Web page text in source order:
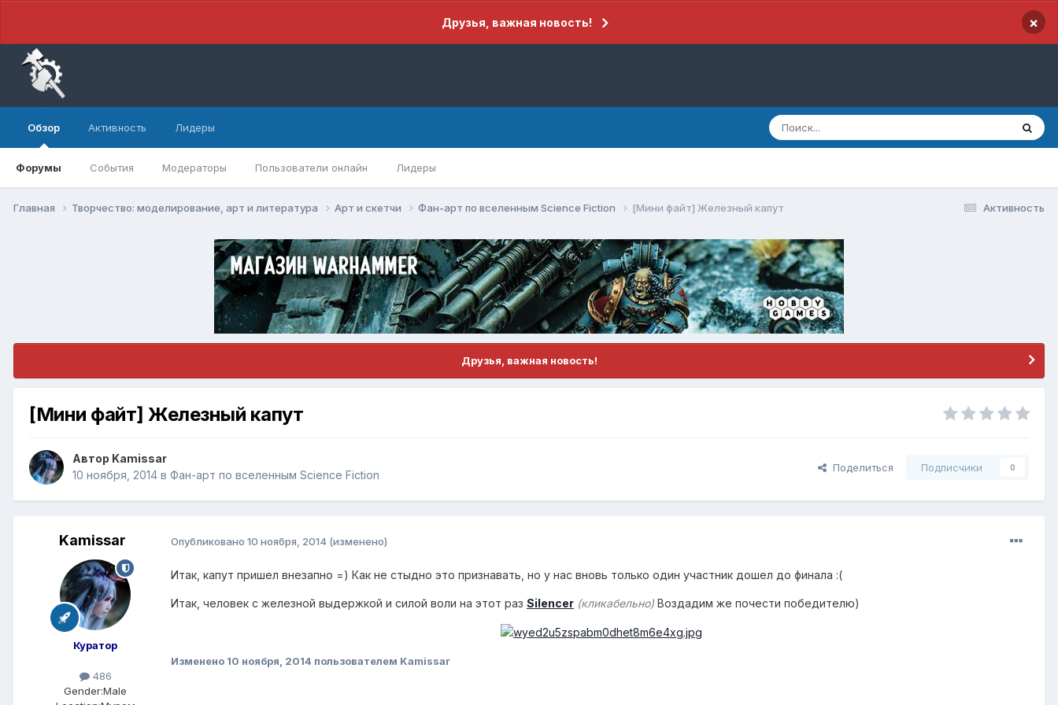
Друзья, важная новость! ×
Обзор
Форумы События Модераторы Пользователи онлайн Лидеры
Активность Лидеры
Активность
Главная Творчество: моделирование, арт и литература Арт и скетчи Фан-арт по вселенным Science Fiction [Мини файт] Железный капут
Друзья, важная новость!
[Мини файт] Железный капут
Автор Kamissar
10 ноября, 2014 в Фан-арт по вселенным Science Fiction
Поделиться Подписчики 0
Kamissar
Куратор
486
Gender:Male
Опубликовано 10 ноября, 2014 (изменено)
Итак, капут пришел внезапно =) Как не стыдно это признавать, но у нас вновь только один участник дошел до финала :(
Итак, человек с железной выдержкой и силой воли на этот раз Silencer (кликабельно) Воздадим же почести победителю)
Изменено 10 ноября, 2014 пользователем Kamissar